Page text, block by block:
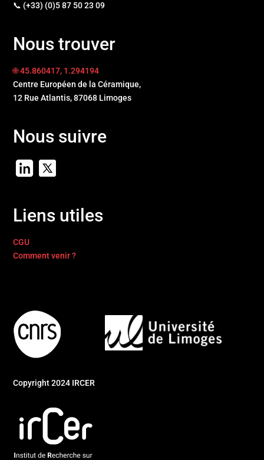
📞 (+33) (0)5 87 50 23 09
Nous trouver
🌐 45.860417, 1.294194
Centre Européen de la Céramique,
12 Rue Atlantis, 87068 Limoges
Nous suivre
Liens utiles
CGU
Comment venir ?
Copyright 2024 IRCER